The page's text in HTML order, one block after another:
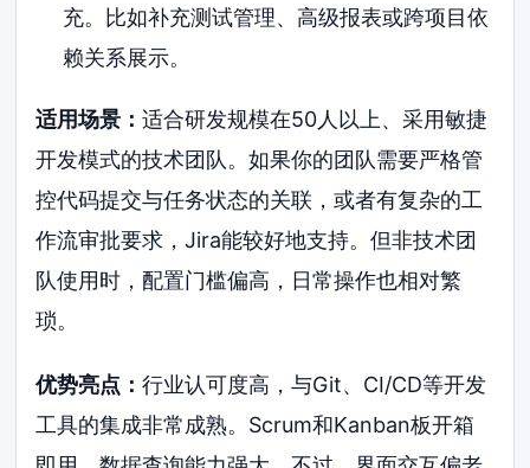
充。比如补充测试管理、高级报表或跨项目依
赖关系展示。
适用场景：适合研发规模在50人以上、采用敏捷
开发模式的技术团队。如果你的团队需要严格管
控代码提交与任务状态的关联，或者有复杂的工
作流审批要求，Jira能较好地支持。但非技术团
队使用时，配置门槛偏高，日常操作也相对繁
琐。
优势亮点：行业认可度高，与Git、CI/CD等开发
工具的集成非常成熟。Scrum和Kanban板开箱